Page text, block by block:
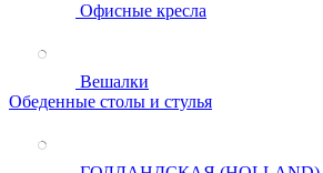
Офисные кресла
Вешалки
Обеденные столы и стулья